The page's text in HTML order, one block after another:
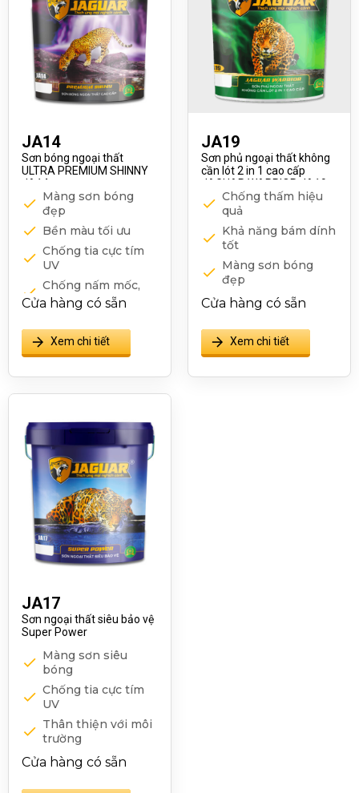
JA14
Sơn bóng ngoại thất
ULTRA PREMIUM SHINNY
JA14
Màng sơn bóng
đẹp
Bền màu tối ưu
Chống tia cực tím
UV
Chống nấm mốc,
rong rêu
Cửa hàng có sẵn
Xem chi tiết
JA19
Sơn phủ ngoại thất không
cần lót 2 in 1 cao cấp
JAGUAR WARRIOR JA19
Chống thấm hiệu
quả
Khả năng bám dính
tốt
Màng sơn bóng
đẹp
Dễ sử dụng
Cửa hàng có sẵn
Xem chi tiết
JA17
Sơn ngoại thất siêu bảo vệ
Super Power
Màng sơn siêu
bóng
Chống tia cực tím
UV
Thân thiện với môi
trường
Màng sơn tự làm
Cửa hàng có sẵn